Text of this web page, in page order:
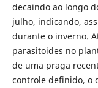
decaindo ao longo
julho, indicando,
durante o inverno.
parasitoides no
de uma praga
controle definido, o